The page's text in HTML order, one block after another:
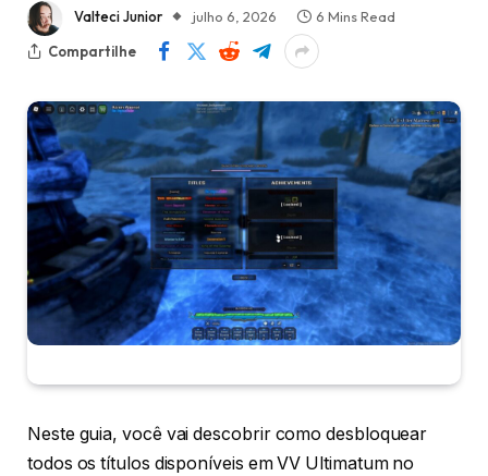
Valteci Junior julho 6, 2026
6 Mins Read
Compartilhe
Neste guia, você vai descobrir como desbloquear
todos os títulos disponíveis em VV Ultimatum no